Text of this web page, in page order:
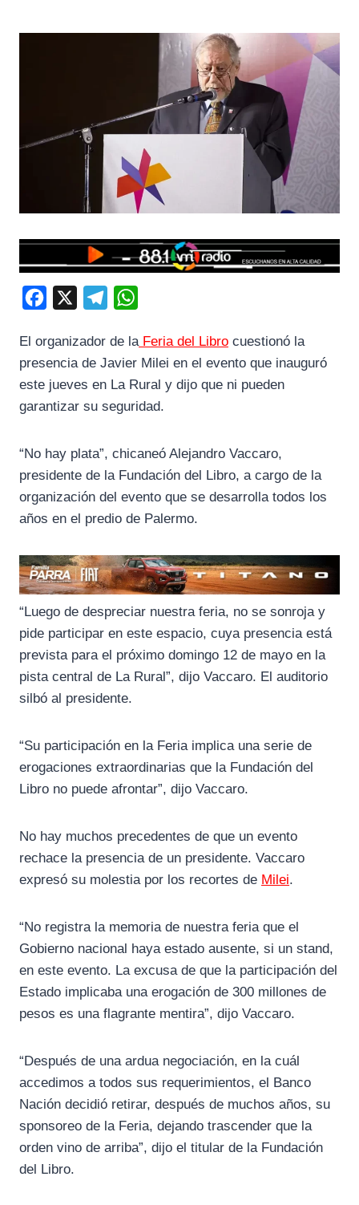
c
e
b
l
e
g
a
s
El organizador de la Feria del Libro cuestionó la
presencia de Javier Milei en el evento que inauguró
este jueves en La Rural y dijo que ni pueden
garantizar su seguridad.
“No hay plata”, chicaneó Alejandro Vaccaro,
presidente de la Fundación del Libro, a cargo de la
organización del evento que se desarrolla todos los
años en el predio de Palermo.
“Luego de despreciar nuestra feria, no se sonroja y
pide participar en este espacio, cuya presencia está
prevista para el próximo domingo 12 de mayo en la
pista central de La Rural”, dijo Vaccaro. El auditorio
silbó al presidente.
“Su participación en la Feria implica una serie de
erogaciones extraordinarias que la Fundación del
Libro no puede afrontar”, dijo Vaccaro.
No hay muchos precedentes de que un evento
rechace la presencia de un presidente. Vaccaro
expresó su molestia por los recortes de Milei.
“No registra la memoria de nuestra feria que el
Gobierno nacional haya estado ausente, si un stand,
en este evento. La excusa de que la participación del
Estado implicaba una erogación de 300 millones de
pesos es una flagrante mentira”, dijo Vaccaro.
“Después de una ardua negociación, en la cuál
accedimos a todos sus requerimientos, el Banco
Nación decidió retirar, después de muchos años, su
sponsoreo de la Feria, dejando trascender que la
orden vino de arriba”, dijo el titular de la Fundación
del Libro.